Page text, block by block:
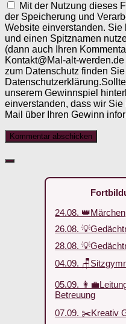
Mit der Nutzung dieses
der Speicherung und
Website einverstanden.
und einen Spitznamen
(dann auch Ihren
Kontakt@Mal-alt-
zum Datenschutz finden
unserem Gewinnspiel
einverstanden, dass wir
Mail über Ihren Gewinn
24.08. 👑Märchen
26.08.
28.08.
04.09.
05.09.
Betreuung
07.09. ✂️Kreativ